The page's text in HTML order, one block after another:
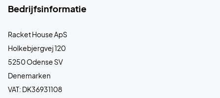
Bedrijfsinformatie
Racket House ApS
Holkebjergvej 120
5250 Odense SV
Denemarken
VAT: DK36931108